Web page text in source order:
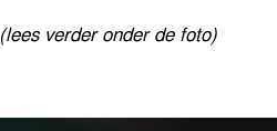
(lees verder onder de foto)